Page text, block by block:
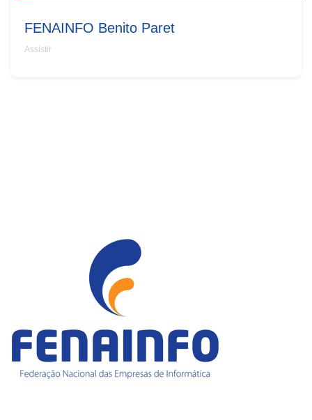
FENAINFO Benito Paret
Assistir